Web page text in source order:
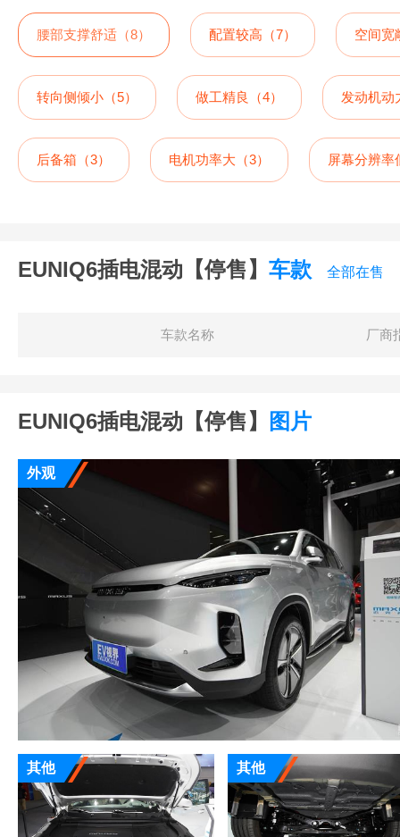
腰部支撑舒适（8） 配置较高（7） 空间宽
转向侧倾小（5） 做工精良（4） 发动机动
后备箱（3） 电机功率大（3） 屏幕分辨率
EUNIQ6插电混动【停售】 车款 全部在售
车款名称 厂商
EUNIQ6插电混动【停售】 图片
外观
其他 其他